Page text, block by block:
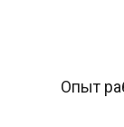
Опыт